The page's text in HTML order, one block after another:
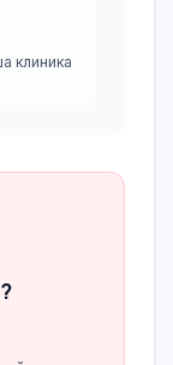
клиника